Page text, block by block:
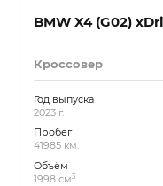
BMW X4 (G02)
Кроссовер
Год выпуска
2023 г.
Пробег
41985 км.
Объём
1998 см3